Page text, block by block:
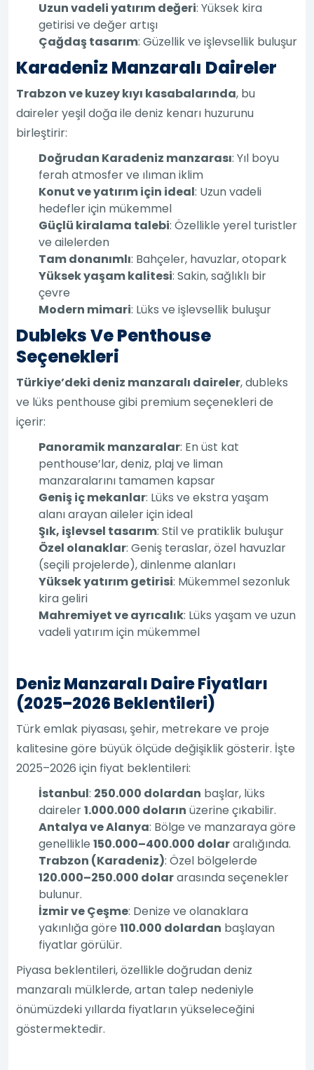
Uzun vadeli yatırım değeri: Yüksek kira
getirisi ve değer artışı
Çağdaş tasarım: Güzellik ve işlevsellik buluşur
Karadeniz Manzaralı Daireler
Trabzon ve kuzey kıyı kasabalarında, bu
daireler yeşil doğa ile deniz kenarı huzurunu
birleştirir:
Doğrudan Karadeniz manzarası: Yıl boyu
ferah atmosfer ve ılıman iklim
Konut ve yatırım için ideal: Uzun vadeli
hedefler için mükemmel
Güçlü kiralama talebi: Özellikle yerel turistler
ve ailelerden
Tam donanımlı: Bahçeler, havuzlar, otopark
Yüksek yaşam kalitesi: Sakin, sağlıklı bir
çevre
Modern mimari: Lüks ve işlevsellik buluşur
Dubleks Ve Penthouse
Seçenekleri
Türkiye’deki deniz manzaralı daireler, dubleks
ve lüks penthouse gibi premium seçenekleri de
içerir:
Panoramik manzaralar: En üst kat
penthouse’lar, deniz, plaj ve liman
manzaralarını tamamen kapsar
Geniş iç mekanlar: Lüks ve ekstra yaşam
alanı arayan aileler için ideal
Şık, işlevsel tasarım: Stil ve pratiklik buluşur
Özel olanaklar: Geniş teraslar, özel havuzlar
(seçili projelerde), dinlenme alanları
Yüksek yatırım getirisi: Mükemmel sezonluk
kira geliri
Mahremiyet ve ayrıcalık: Lüks yaşam ve uzun
vadeli yatırım için mükemmel
Deniz Manzaralı Daire Fiyatları
(2025–2026 Beklentileri)
Türk emlak piyasası, şehir, metrekare ve proje
kalitesine göre büyük ölçüde değişiklik gösterir. İşte
2025–2026 için fiyat beklentileri:
İstanbul: 250.000 dolardan başlar, lüks
daireler1.000.000 doların üzerine çıkabilir.
Antalya ve Alanya: Bölge ve manzaraya göre
genellikle150.000–400.000 dolararalığında.
Trabzon (Karadeniz): Özel bölgelerde
120.000–250.000 dolararasında seçenekler
bulunur.
İzmir ve Çeşme: Denize ve olanaklara
yakınlığa göre110.000 dolardan başlayan
fiyatlar görülür.
Piyasa beklentileri, özellikle doğrudan deniz
manzaralı mülklerde, artan talep nedeniyle
önümüzdeki yıllarda fiyatların yükseleceğini
göstermektedir.